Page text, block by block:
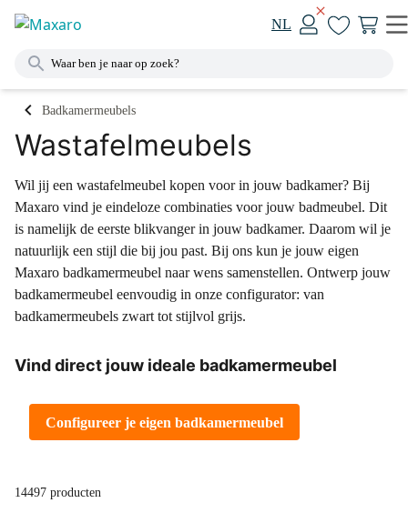
NL
Badkamermeubels
Wastafelmeubels
Wil jij een wastafelmeubel kopen voor in jouw badkamer? Bij
Maxaro vind je eindeloze combinaties voor jouw badmeubel. Dit
is namelijk de eerste blikvanger in jouw badkamer. Daarom wil je
natuurlijk een stijl die bij jou past. Bij ons kun je jouw eigen
Maxaro badkamermeubel naar wens samenstellen. Ontwerp jouw
badkamermeubel eenvoudig in onze configurator: van
badkamermeubels zwart tot stijlvol grijs.
Vind direct jouw ideale badkamermeubel
Configureer je eigen badkamermeubel
14497 producten